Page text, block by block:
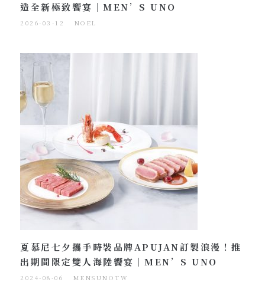
造全新極致饗宴｜MEN’S UNO
2026-03-12 NOEL
夏慕尼七夕攜手時裝品牌APUJAN訂製浪漫！推
出期間限定雙人海陸饗宴｜MEN’S UNO
2024-08-06 MENSUNOTW